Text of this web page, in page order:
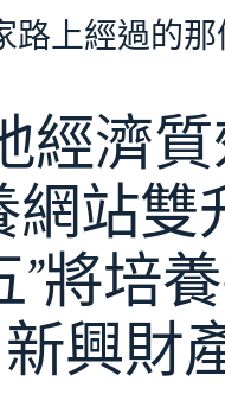
路上經過的
經濟
站雙
”將培
新興財